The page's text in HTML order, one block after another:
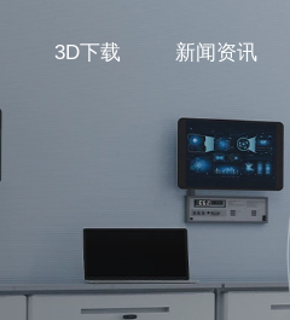
3D下载 新闻资讯